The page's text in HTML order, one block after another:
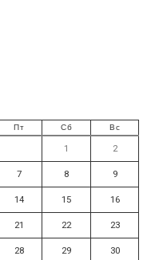
Пт Сб Вс
1 2
7 8 9
14 15 16
21 22 23
28 29 30